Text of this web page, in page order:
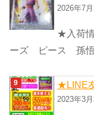
2026年7
★入荷
ーズ ピース 孫悟
★LINE
2023年3